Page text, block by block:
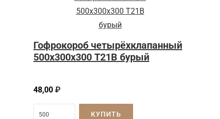
Гофрокороб четырёхклапанный
500х300х300 Т21В бурый
48,00 ₽
КУПИТЬ